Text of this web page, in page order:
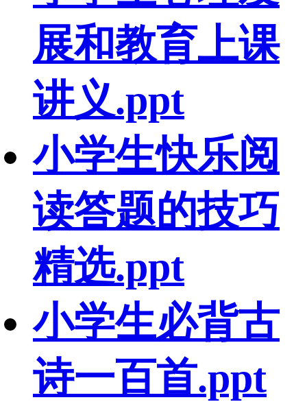
展和教育上课
讲义.ppt
小学生快乐阅
读答题的技巧
精选.ppt
小学生必背古
诗一百首.ppt